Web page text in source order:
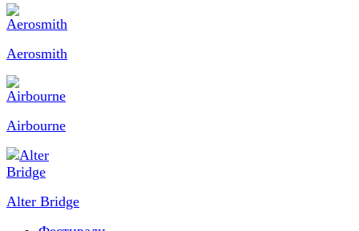
Aerosmith
Airbourne
Alter Bridge